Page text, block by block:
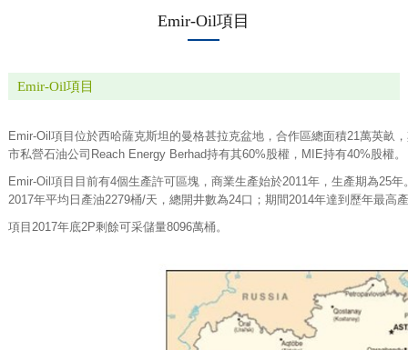
Emir-Oil項目
Emir-Oil項目
Emir-Oil項目位於西哈薩克斯坦的曼格甚拉克盆地，合作區總面積21萬英畝
市私營石油公司Reach Energy Berhad持有其60%股權，MIE持有40%股權。
Emir-Oil項目目前有4個生產許可區塊，商業生產始於2011年，生產期為25
2017年平均日產油2279桶/天，總開井數為24口；期間2014年達到歷年最高
項目2017年底2P剩餘可采儲量8096萬桶。